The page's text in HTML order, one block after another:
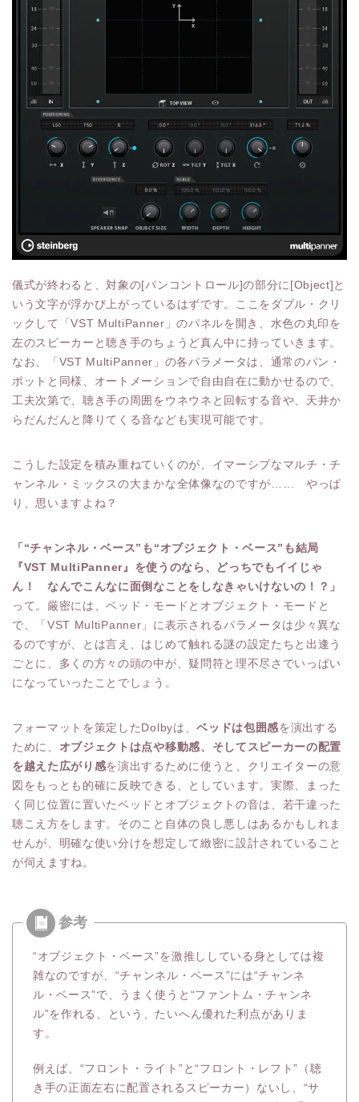
儀式が終わると、対象の[パンコントロール]の部分に[Object]と
いう文字が浮かび上がっているはずです。ここをダブル・クリ
ックして「VST MultiPanner」のパネルを開き、水色の丸印を
左のスピーカーと聴き手のちょうど真ん中に持っていきます。
なお、「VST MultiPanner」の各パラメータは、通常のパン・
ポットと同様、オートメーションで自由自在に動かせるので、
工夫次第で、聴き手の周囲をウネウネと回転する音や、天井か
らだんだんと降りてくる音なども実現可能です。
こうした設定を積み重ねていくのが、イマーシブなマルチ・チ
ャンネル・ミックスの大まかな全体像なのですが…… やっぱ
り、思いますよね？
「“チャンネル・ベース”も“オブジェクト・ベース”も結局
『VST MultiPanner』を使うのなら、どっちでもイイじゃ
ん！ なんでこんなに面倒なことをしなきゃいけないの！？」
って。厳密には、ベッド・モードとオブジェクト・モードと
で、「VST MultiPanner」に表示されるパラメータは少々異な
るのですが、とは言え、はじめて触れる謎の設定たちと出逢う
ごとに、多くの方々の頭の中が、疑問符と理不尽さでいっぱい
になっていったことでしょう。
フォーマットを策定したDolbyは、ベッドは包囲感を演出する
ために、 オブジェクトは点や移動感、そしてスピーカーの配置
を越えた広がり感を演出するために使うと、クリエイターの意
図をもっとも的確に反映できる、としています。実際、まった
く同じ位置に置いたベッドとオブジェクトの音は、若干違った
聴こえ方をします。そのこと自体の良し悪しはあるかもしれま
せんが、明確な使い分けを想定して緻密に設計されていること
が伺えますね。
“オブジェクト・ベース”を激推ししている身としては複
雑なのですが、“チャンネル・ベース”には“チャンネ
ル・ベース”で、うまく使うと“ファントム・チャンネ
ル”を作れる、という、たいへん優れた利点がありま
す。
例えば、“フロント・ライト”と“フロント・レフト”（聴
き手の正面左右に配置されるスピーカー）ないし、“サ